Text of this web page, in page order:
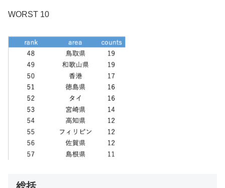
WORST 10